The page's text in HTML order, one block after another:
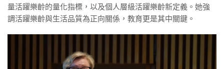
量活躍樂齡的量化指標，以及個人層級活躍樂齡新定義。她強
調活躍樂齡與生活品質為正向關係，教育更是其中關鍵。